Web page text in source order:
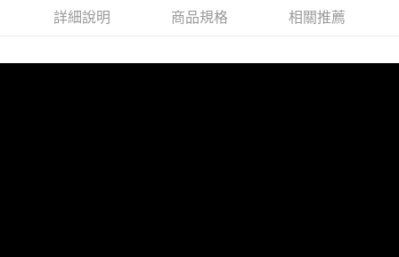
1.本服務係由「台灣大哥大股份有限公司」（以下簡稱本公司）所提供，讓
2.基於同意付款使用「大哥付你分期」之契約關係目的，商店將以您的個人
每筆NT$120，滿NT$1,500(含以上)免運費
詳細說明 商品規格 相關推薦